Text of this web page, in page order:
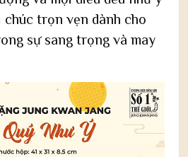
trọn vẹn dành cho
sự sang trọng và may